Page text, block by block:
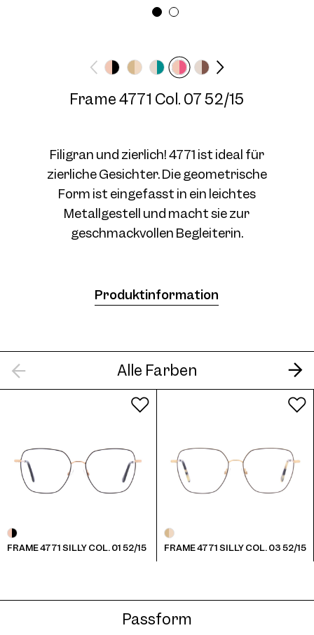
Frame 4771 Col. 07 52/15
Filigran und zierlich! 4771 ist ideal für
zierliche Gesichter. Die geometrische
Form ist eingefasst in ein leichtes
Metallgestell und macht sie zur
geschmackvollen Begleiterin.
Produktinformation
Alle Farben
FRAME 4771 SILLY COL. 01 52/15 FRAME 4771 SILLY COL. 03 52/15
Passform
Frame 4771 Col. 04 52/15
Frame 4771 Col. 07 52/15
Frame 4771 Col. 08 52/15
Frame 4771 Silly Col. 09 52/15